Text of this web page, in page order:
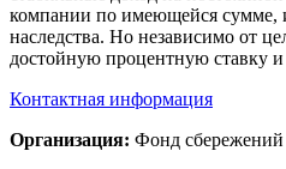
компании по имеющейся сумме,
наследства. Но независимо от
достойную процентную ставку
Контактная информация
Организация: Фонд